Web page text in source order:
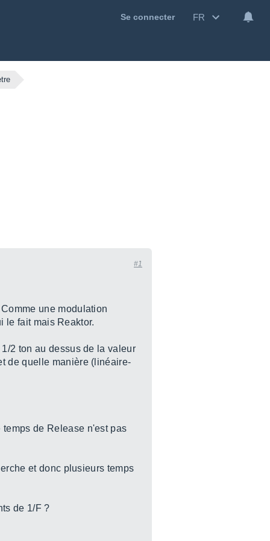
Se connecter FR
#1
une modulation
le fait mais Reaktor.
2 ton au dessus de la valeur
de quelle manière (linéaire-
de Release n'est pas
et donc plusieurs temps
de 1/F ?